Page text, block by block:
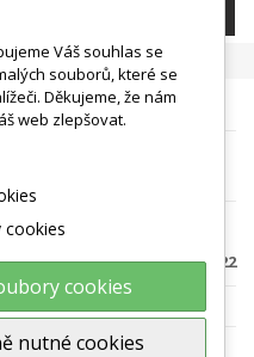
Hopsadla, Skákadla
Počet produktů: 22
V KATEGORII
Váš souhlas se
souborů, které se
Děkujeme, že nám
web zlepšovat.
cookies
cookies
nutné cookies